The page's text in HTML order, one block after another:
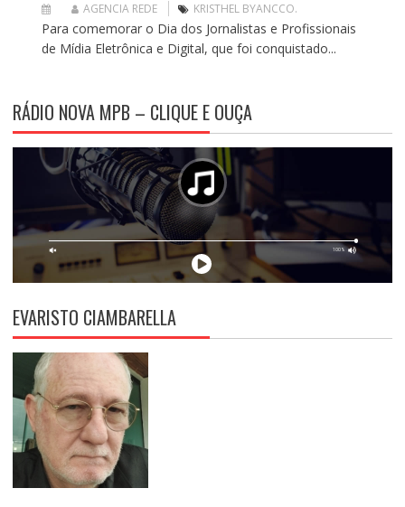
AGENCIA REDE KRISTHEL BYANCCO.
Para comemorar o Dia dos Jornalistas e Profissionais
de Mídia Eletrônica e Digital, que foi conquistado...
RÁDIO NOVA MPB – CLIQUE E OUÇA
EVARISTO CIAMBARELLA